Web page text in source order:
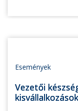
Események
Vezetői